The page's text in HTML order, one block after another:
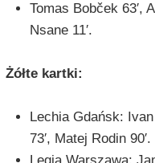
Tomas Bobček 63′,
Nsane 11′.
Żółte kartki:
Lechia Gdańsk:
73′, Matej Rodin 90′.